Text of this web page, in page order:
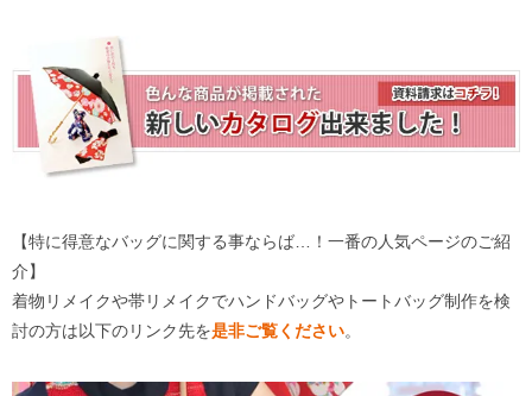
【特に得意なバッグに関する事ならば…！一番の人気ページのご紹
介】
着物リメイクや帯リメイクでハンドバッグやトートバッグ制作を検
討の方は以下のリンク先を是非ご覧ください。